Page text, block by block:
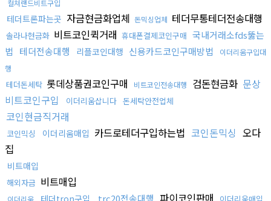
컬쳐랜드비트구입
테더트론파는곳 자금현금화업체 돈믹싱업체 테더무통테더전송대행
솔라나현금화 비트코인퀵거래 휴대폰결제코인구매 국내거래소fds뚫는
법 테더전송대행 리플코인대행 신용카드코인구매방법
이더리움구입대
행
테더돈세탁 롯데상품권코인구매 비트코인전송대행 검돈현금화 문상
비트코인구입
이더리움삽니다 돈세탁안전업체
코인현금직거래
코인믹싱 이더리움매입 카드로테더구입하는법 코인돈믹싱 오다
집
비트매입
해외자금 비트매입